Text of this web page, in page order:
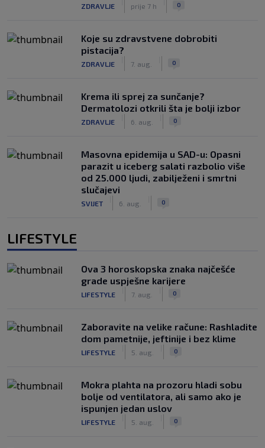
ZDRAVLJE prije 7 h 0
Koje su zdravstvene dobrobiti
pistacija?
ZDRAVLJE 7. aug. 0
Krema ili sprej za sunčanje?
Dermatolozi otkrili šta je bolji izbor
ZDRAVLJE 6. aug. 0
Masovna epidemija u SAD-u: Opasni
parazit u iceberg salati razbolio više
od 25.000 ljudi, zabilježeni i smrtni
slučajevi
SVIJET 6. aug. 0
LIFESTYLE
Ova 3 horoskopska znaka najčešće
grade uspješne karijere
LIFESTYLE 7. aug. 0
Zaboravite na velike račune: Rashladite
dom pametnije, jeftinije i bez klime
LIFESTYLE 5. aug. 0
Mokra plahta na prozoru hladi sobu
bolje od ventilatora, ali samo ako je
ispunjen jedan uslov
LIFESTYLE 5. aug. 0